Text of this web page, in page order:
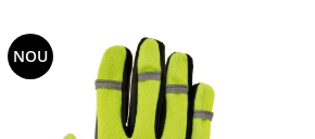
NOU